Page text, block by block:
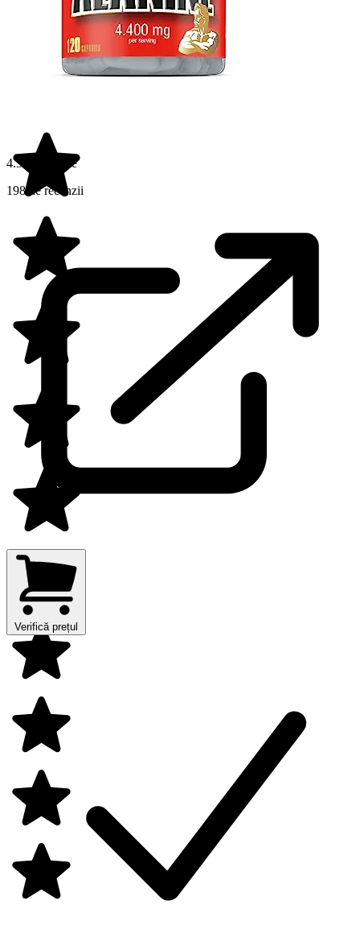
4.3 din 5 stele
198 de recenzii
Verifică prețul